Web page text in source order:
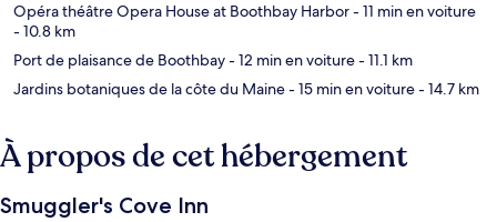
Opéra théâtre Opera House at Boothbay Harbor- 11 min en voiture
- 10.8 km
Port de plaisance de Boothbay- 12 min en voiture- 11.1 km
Jardins botaniques de la côte du Maine- 15 min en voiture- 14.7 km
À propos de cet hébergement
Smuggler's Cove Inn